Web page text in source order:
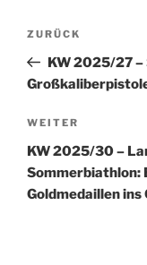
Vorheriger
Beitrag
ZURÜCK
KW 2025/27 –
Nächster
Beitrag
WEITER
KW 2025/30 –
Sommerbiathlon:
Goldmedaillen ins